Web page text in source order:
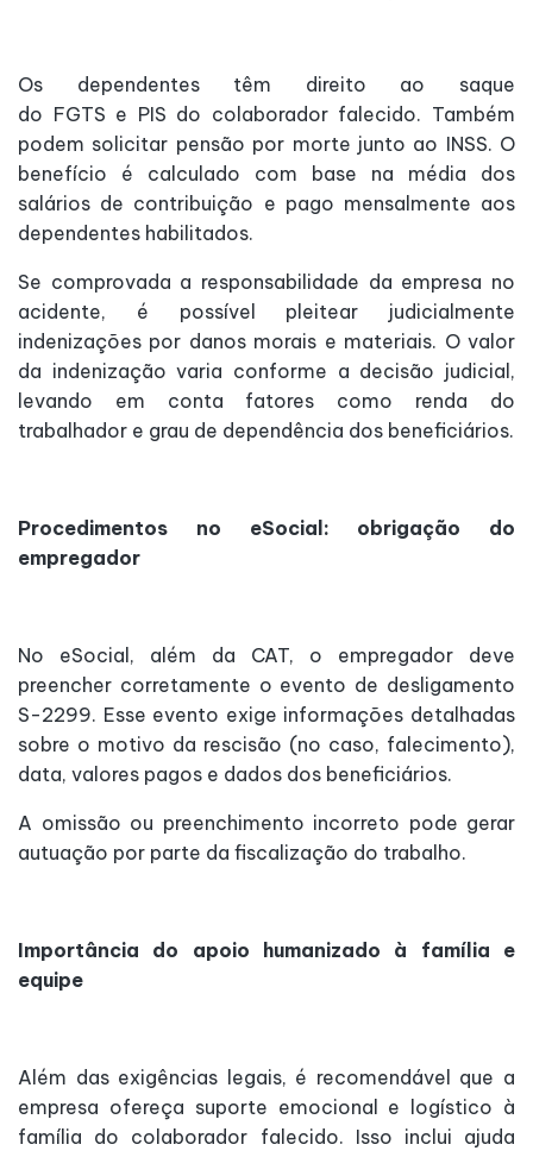
Os dependentes têm direito ao saque
do FGTS e PIS do colaborador falecido. Também
podem solicitar pensão por morte junto ao INSS. O
benefício é calculado com base na média dos
salários de contribuição e pago mensalmente aos
dependentes habilitados.
Se comprovada a responsabilidade da empresa no
acidente, é possível pleitear judicialmente
indenizações por danos morais e materiais. O valor
da indenização varia conforme a decisão judicial,
levando em conta fatores como renda do
trabalhador e grau de dependência dos beneficiários.
Procedimentos no eSocial: obrigação do
empregador
No eSocial, além da CAT, o empregador deve
preencher corretamente o evento de desligamento
S-2299. Esse evento exige informações detalhadas
sobre o motivo da rescisão (no caso, falecimento),
data, valores pagos e dados dos beneficiários.
A omissão ou preenchimento incorreto pode gerar
autuação por parte da fiscalização do trabalho.
Importância do apoio humanizado à família e
equipe
Além das exigências legais, é recomendável que a
empresa ofereça suporte emocional e logístico à
família do colaborador falecido. Isso inclui ajuda